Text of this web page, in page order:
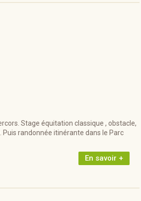
Stage équitation classique , obstacle,
randonnée itinérante dans le Parc
En savoir +